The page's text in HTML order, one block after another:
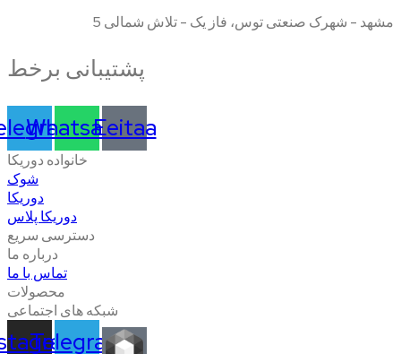
مشهد - شهرک صنعتی توس، فاز یک - تلاش شمالی 5
پشتیبانی برخط
Whatsapp
Eeitaa
خانواده دوریکا
شوک
دوریکا
دوریکا پلاس
دسترسی سریع
درباره ما
تماس با ما
محصولات
شبکه های اجتماعی
Telegram